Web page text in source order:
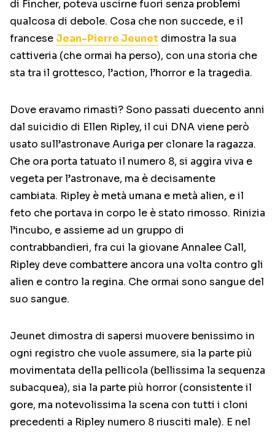
di Fincher, poteva uscirne fuori senza problemi
qualcosa di debole. Cosa che non succede, e il
francese Jean-Pierre Jeunet dimostra la sua
cattiveria (che ormai ha perso), con una storia che
sta tra il grottesco, l’action, l’horror e la tragedia.
Dove eravamo rimasti? Sono passati duecento anni
dal suicidio di Ellen Ripley, il cui DNA viene però
usato sull’astronave Auriga per clonare la ragazza.
Che ora porta tatuato il numero 8, si aggira viva e
vegeta per l’astronave, ma è decisamente
cambiata. Ripley è metà umana e metà alien, e il
feto che portava in corpo le è stato rimosso. Rinizia
l’incubo, e assieme ad un gruppo di
contrabbandieri, fra cui la giovane Annalee Call,
Ripley deve combattere ancora una volta contro gli
alien e contro la regina. Che ormai sono sangue del
suo sangue.
Jeunet dimostra di sapersi muovere benissimo in
ogni registro che vuole assumere, sia la parte più
movimentata della pellicola (bellissima la sequenza
subacquea), sia la parte più horror (consistente il
gore, ma notevolissima la scena con tutti i cloni
precedenti a Ripley numero 8 riusciti male). E nel